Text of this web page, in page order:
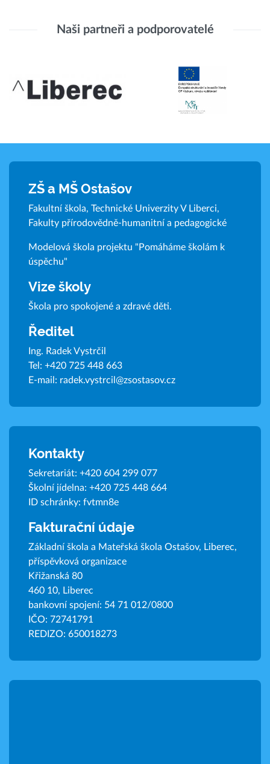
Naši partneři a podporovatelé
ZŠ a MŠ Ostašov
Fakultní škola, Technické Univerzity V Liberci,
Fakulty přírodovědně-humanitní a pedagogické
Modelová škola projektu "Pomáháme školám k
úspěchu"
Vize školy
Škola pro spokojené a zdravé děti.
Ředitel
Ing. Radek Vystrčil
Tel: +420 725 448 663
E-mail: radek.vystrcil@zsostasov.cz
Kontakty
Sekretariát: +420 604 299 077
Školní jídelna: +420 725 448 664
ID schránky: fvtmn8e
Fakturační údaje
Základní škola a Mateřská škola Ostašov, Liberec,
příspěvková organizace
Křižanská 80
460 10, Liberec
bankovní spojení: 54 71 012/0800
IČO: 72741791
REDIZO: 650018273